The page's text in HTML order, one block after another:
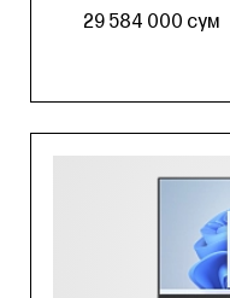
29 584 000 сум